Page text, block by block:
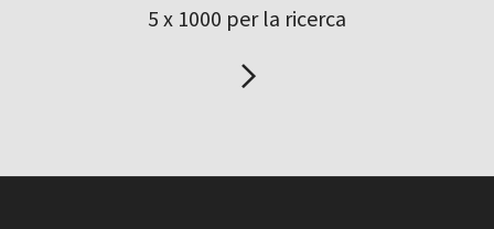
5 x 1000 per la ricerca